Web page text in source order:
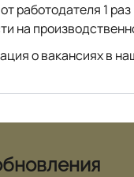
работодателя 1
на
о вакансиях в